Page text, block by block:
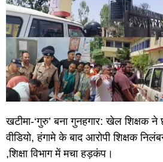
खटीमा-‘गुरु’ बना गुनहगार: खेल शिक्षक ने
वीडियो, हंगामे के बाद आरोपी शिक्षक
,शिक्षा विभाग में मचा हड़कंप।